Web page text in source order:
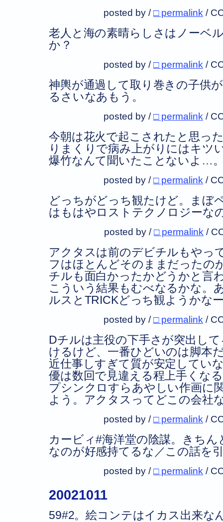
posted by /□ permalink /
老人と海の素晴らしさはノーベ
か？
posted by /□ permalink /
神輿が通過して取り巻きの子供
るさいなあもう。
posted by /□ permalink /
今朝は花火で起こされたと思っ
りまくりで病み上がりにはキツ
爆竹なんて聞いたことないよ…
posted by /□ permalink /
どっちがどっち観たけど。まぼ
はもはやロストテクノロジーな
posted by /□ permalink /
アクタスは前のデビチルもやっ
フはほとんどそのままだったの
チルも面白かったかどうかと言
こういう結果もむべなるかな。
ルスとTRICKどっち観ようかな
posted by /□ permalink /
Dチルは主役の下手さが突出し
けるけど、一番ひどいのは脚本
近仕事しすぎて質が安定してい
優は数回で見違える程上手くな
プシンクロすらあやしい作画に
よう。アクタスってどこの会社
posted by /□ permalink /
カービィ#海洋堂の陰謀。きち
なのが好感持てるな／この話を
posted by /□ permalink /
20021011
59#2。絵コンテはイカス出来